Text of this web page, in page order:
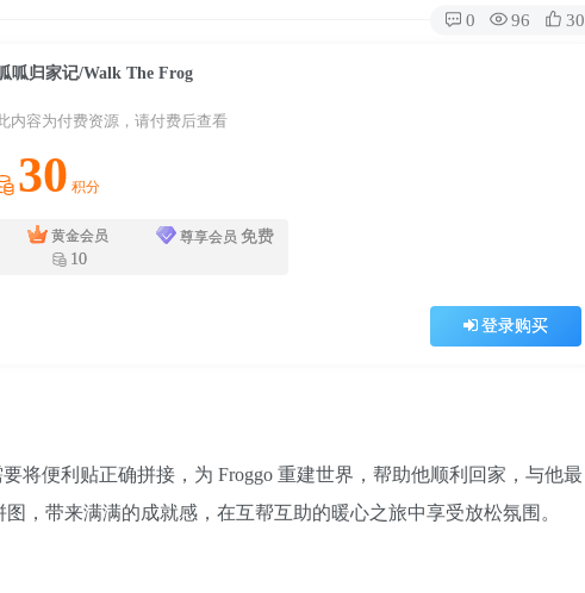
0 96 30
呱归家记/Walk The Frog
内容为付费资源，请付费后查看
30 积分
黄金会员
10
尊享会员 免费
登录购买
将便利贴正确拼接，为 Froggo 重建世界，帮助他顺利回家，与他最
，带来满满的成就感，在互帮互助的暖心之旅中享受放松氛围。